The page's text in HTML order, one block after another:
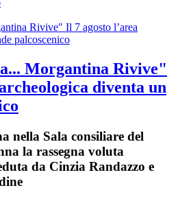
Morgantina Rivive"
diventa un
nella Sala consiliare del
la rassegna voluta
da Cinzia Randazzo e